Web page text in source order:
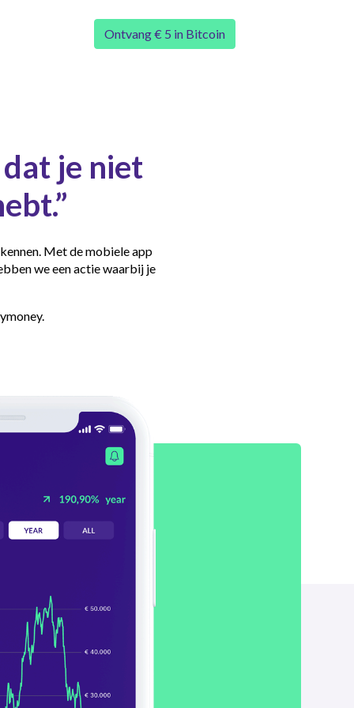
Ontvang € 5 in Bitcoin
je niet
Met de mobiele app
we een actie waarbij je